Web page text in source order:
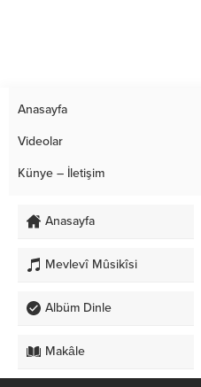
Anasayfa
Videolar
Künye – İletişim
Anasayfa
Mevlevî Mûsikîsi
Albüm Dinle
Makâle